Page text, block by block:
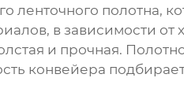
ленточного полотна,
в зависимости от
и прочная.
конвейера